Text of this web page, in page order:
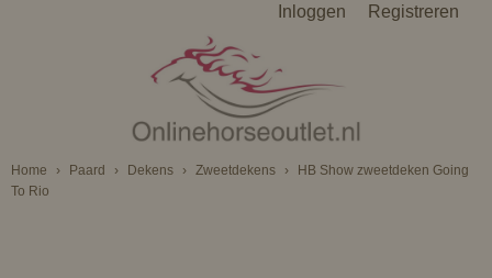
Inloggen Registreren
Home › Paard › Dekens › Zweetdekens ›
HB Show zweetdeken Going
To Rio